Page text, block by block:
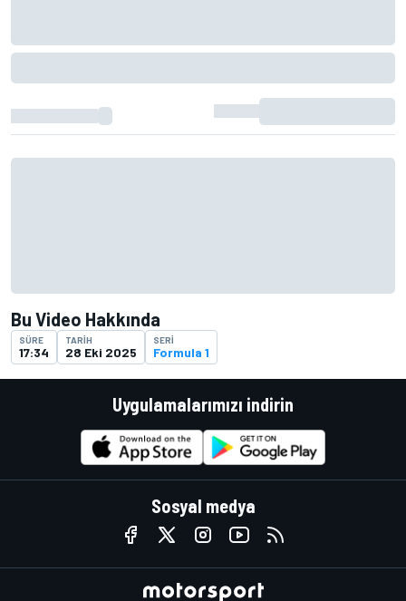
Bu Video Hakkında
SÜRE
17:34
TARIH
28 Eki 2025
SERI
Formula 1
Uygulamalarımızı indirin
Sosyal medya